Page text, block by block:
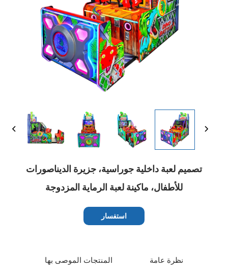
تصميم لعبة داخلية جوراسية، جزيرة الديناصورات
للأطفال، ماكينة لعبة الرماية المزدوجة
استفسار
نظرة عامة المنتجات الموصى بها